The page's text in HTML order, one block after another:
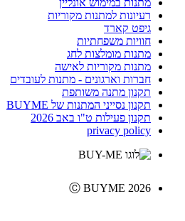
מתנות במימוש אונליין
רעיונות למתנות מקוריות
גיפט קארד
חוויות משפחתיות
מתנות מומלצות לחג
מתנות מקוריות לאישה
חברות וארגונים - מתנות לעובדים
תקנון מתנה משותפת
תקנון נסייני המתנות של BUYME
תקנון פעילות ט"ו באב 2026
privacy policy
Ⓒ BUYME 2026